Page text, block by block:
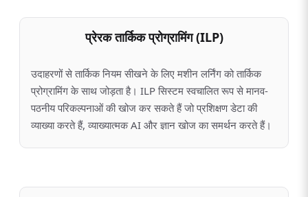
प्रेरक तार्किक प्रोग्रामिंग (ILP)
उदाहरणों से तार्किक नियम सीखने के लिए मशीन लर्निंग को तार्किक
प्रोग्रामिंग के साथ जोड़ता है। ILP सिस्टम स्वचालित रूप से मानव-
पठनीय परिकल्पनाओं की खोज कर सकते हैं जो प्रशिक्षण डेटा की
व्याख्या करते हैं, व्याख्यात्मक AI और ज्ञान खोज का समर्थन करते हैं।